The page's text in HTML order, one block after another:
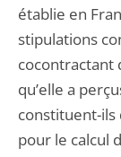
établie en
stipulations
cocontractant
qu’elle a
constituent-ils
pour le calcul